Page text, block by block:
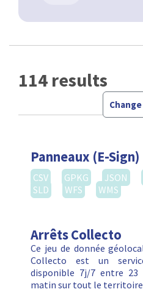
114 results
Panneaux (E-Sign)
CSV GPKG JSON
SLD
WFS WMS
Arrêts Collecto
Ce jeu de donnée
Collecto est un
disponible 7j/7 entre 23
matin sur tout le